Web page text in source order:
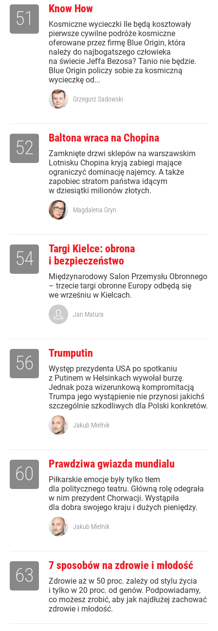
Know How
Kosmiczne wycieczki Ile będą kosztowały
pierwsze cywilne podróże kosmiczne
oferowane przez firmę Blue Origin, która
należy do najbogatszego człowieka
na świecie Jeffa Bezosa? Tanio nie będzie.
Blue Origin policzy sobie za kosmiczną
wycieczkę od...
51
Grzegorz Sadowski
Baltona wraca na Chopina
Zamknięte drzwi sklepów na warszawskim
Lotnisku Chopina kryją zabiegi mające
ograniczyć dominację najemcy. A także
zapobiec stratom państwa idącym
w dziesiątki milionów złotych.
52
Magdalena Gryn
Targi Kielce: obrona
i bezpieczeństwo
Międzynarodowy Salon Przemysłu Obronnego
– trzecie targi obronne Europy odbędą się
we wrześniu w Kielcach.
54
Jan Matura
Trumputin
Występ prezydenta USA po spotkaniu
z Putinem w Helsinkach wywołał burzę.
Jednak poza wizerunkową kompromitacją
Trumpa jego wystąpienie nie przynosi jakichś
szczególnie szkodliwych dla Polski konkretów.
56
Jakub Mielnik
Prawdziwa gwiazda mundialu
Piłkarskie emocje były tylko tłem
dla politycznego teatru. Główną rolę odegrała
w nim prezydent Chorwacji. Wystąpiła
dla dobra swojego kraju i dużych pieniędzy.
60
Jakub Mielnik
7 sposobów na zdrowie i młodość
Zdrowie aż w 50 proc. zależy od stylu życia
i tylko w 20 proc. od genów. Podpowiadamy,
co możesz zrobić, aby jak najdłużej zachować
zdrowie i młodość.
63